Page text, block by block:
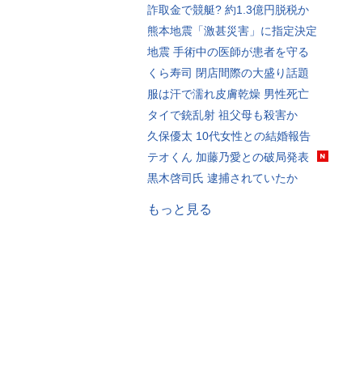
詐取金で競艇? 約1.3億円脱税か
熊本地震「激甚災害」に指定決定
地震 手術中の医師が患者を守る
くら寿司 閉店間際の大盛り話題
服は汗で濡れ皮膚乾燥 男性死亡
タイで銃乱射 祖父母も殺害か
久保優太 10代女性との結婚報告
テオくん 加藤乃愛との破局発表
黒木啓司氏 逮捕されていたか
もっと見る